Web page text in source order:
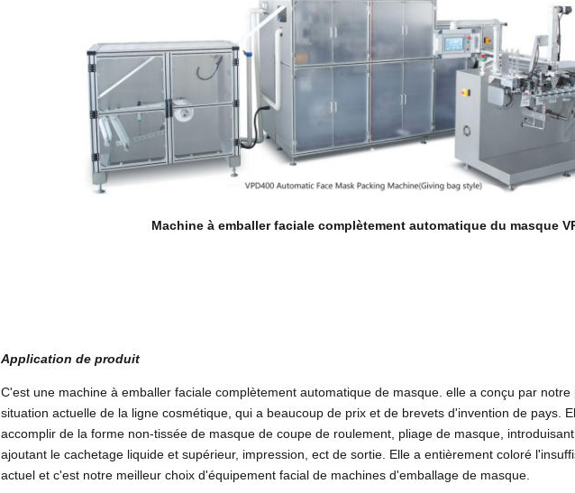
Machine à emballer faciale complètement automatique du masque
Application de produit
C'est une machine à emballer faciale complètement automatique de masque. elle a conçu par
situation actuelle de la ligne cosmétique, qui a beaucoup de prix et de brevets d'invention de pays.
accomplir de la forme non-tissée de masque de coupe de roulement, pliage de masque,
ajoutant le cachetage liquide et supérieur, impression, ect de sortie. Elle a entièrement coloré
actuel et c'est notre meilleur choix d'équipement facial de machines d'emballage de masque.